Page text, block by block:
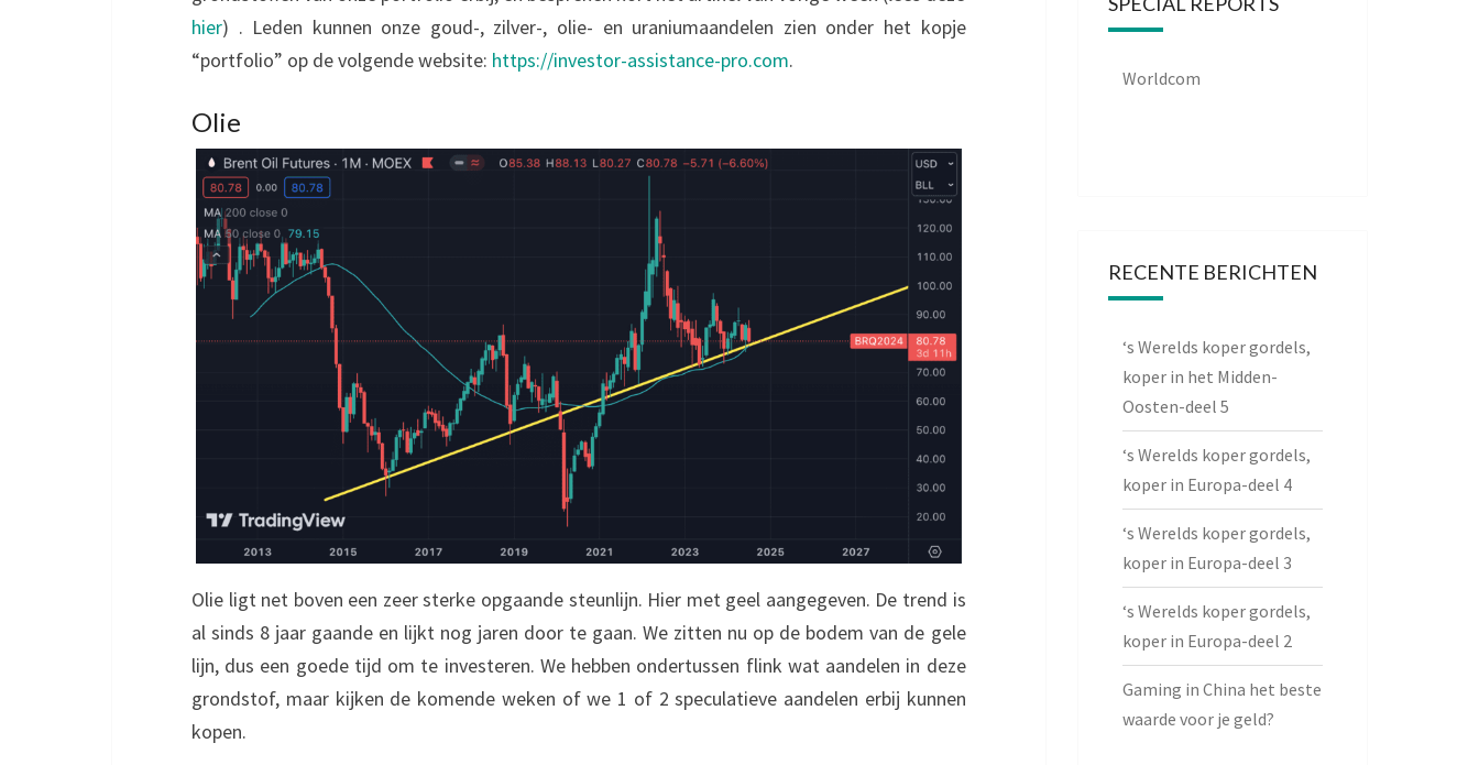
hier) . Leden kunnen onze goud-, zilver-, olie- en uraniumaandelen zien onder het kopje
“portfolio” op de volgende website: https://investor-assistance-pro.com.
Olie
Olie ligt net boven een zeer sterke opgaande steunlijn. Hier met geel aangegeven. De trend is
al sinds 8 jaar gaande en lijkt nog jaren door te gaan. We zitten nu op de bodem van de gele
lijn, dus een goede tijd om te investeren. We hebben ondertussen flink wat aandelen in deze
grondstof, maar kijken de komende weken of we 1 of 2 speculatieve aandelen erbij kunnen
kopen.
Worldcom
RECENTE BERICHTEN
‘s Werelds koper gordels,
koper in het Midden-
Oosten-deel 5
‘s Werelds koper gordels,
koper in Europa-deel 4
‘s Werelds koper gordels,
koper in Europa-deel 3
‘s Werelds koper gordels,
koper in Europa-deel 2
Gaming in China het beste
waarde voor je geld?